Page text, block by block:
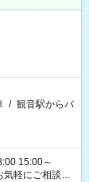
/ 観音駅からバ